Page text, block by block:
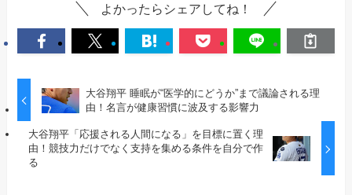
よかったらシェアしてね！
大谷翔平 睡眠が“医学的にどうか”まで議論される理
由！名言が健康習慣に波及する影響力
大谷翔平「応援される人間になる」を目標に置く理
由！競技力だけでなく支持を集める条件を自分で作
る